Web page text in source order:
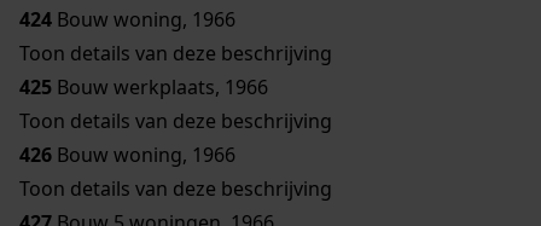
424 Bouw woning, 1966
Toon details van deze beschrijving
425 Bouw werkplaats, 1966
Toon details van deze beschrijving
426 Bouw woning, 1966
Toon details van deze beschrijving